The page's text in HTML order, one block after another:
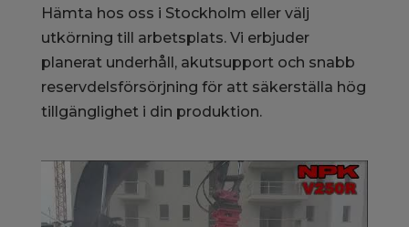
Hämta hos oss i Stockholm eller välj
utkörning till arbetsplats. Vi erbjuder
planerat underhåll, akutsupport och snabb
reservdelsförsörjning för att säkerställa hög
tillgänglighet i din produktion.